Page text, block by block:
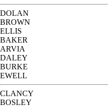
DOLAN
BROWN
ELLIS
BAKER
ARVIA
DALEY
BURKE
EWELL
CLANCY
BOSLEY